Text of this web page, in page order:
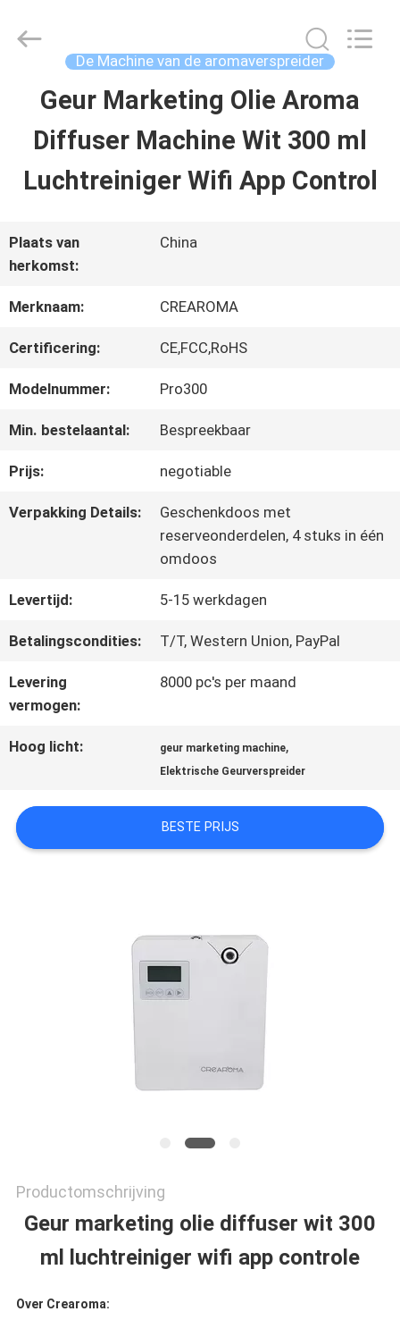
HUIS
PRODUCTEN
VIDEOS
VR-
SHOW
FABRIEKSREIS
CONTACTEER
ONS
NIEUWS
VERZOEK
PRIVACYBELEID
Meter
Developed
De Machine van de aromaverspreider
Geur Marketing Olie Aroma
Diffuser Machine Wit 300 ml
Luchtreiniger Wifi App Control
Plaats van
herkomst:
China
Merknaam: CREAROMA
Certificering: CE,FCC,RoHS
Modelnummer: Pro300
Min. bestelaantal: Bespreekbaar
Prijs: negotiable
Verpakking Details:
Geschenkdoos met
reserveonderdelen, 4 stuks in één
omdoos
Levertijd: 5-15 werkdagen
Betalingscondities: T/T, Western Union, PayPal
Levering
vermogen:
8000 pc's per maand
Hoog licht: geur marketing machine,
Elektrische Geurverspreider
BESTE PRIJS
Productomschrijving
Geur marketing olie diffuser wit 300
ml luchtreiniger wifi app controle
Over Crearoma: